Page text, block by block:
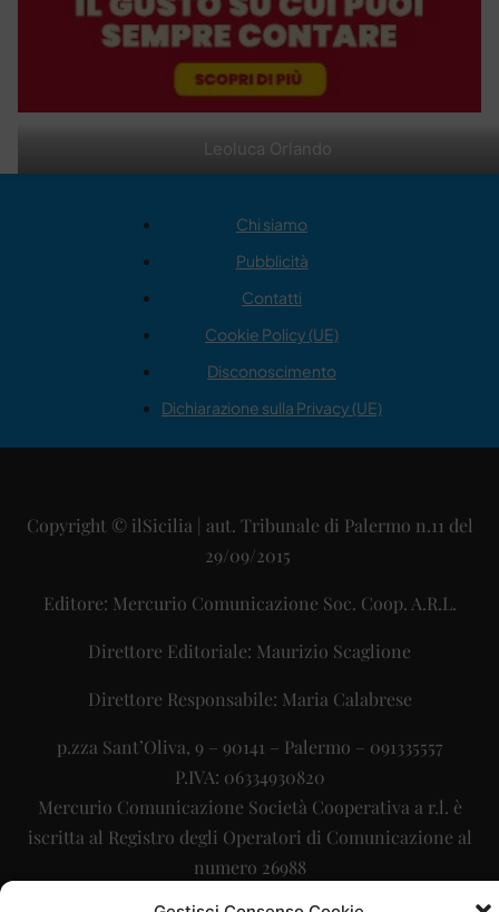
Leoluca Orlando
Chi siamo
Pubblicità
Contatti
Cookie Policy (UE)
Disconoscimento
Dichiarazione sulla Privacy (UE)
Copyright © ilSicilia | aut. Tribunale di Palermo n.11 del
29/09/2015
Editore: Mercurio Comunicazione Soc. Coop. A.R.L.
Direttore Editoriale: Maurizio Scaglione
Direttore Responsabile: Maria Calabrese
p.zza Sant’Oliva, 9 – 90141 – Palermo – 091335557
P.IVA: 06334930820
Mercurio Comunicazione Società Cooperativa a r.l. è
iscritta al Registro degli Operatori di Comunicazione al
numero 26988